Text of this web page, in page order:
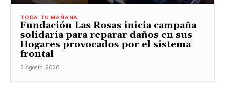
TODA TU MAÑANA
Fundación Las Rosas inicia campaña
solidaria para reparar daños en sus
Hogares provocados por el sistema
frontal
2 Agosto, 2026